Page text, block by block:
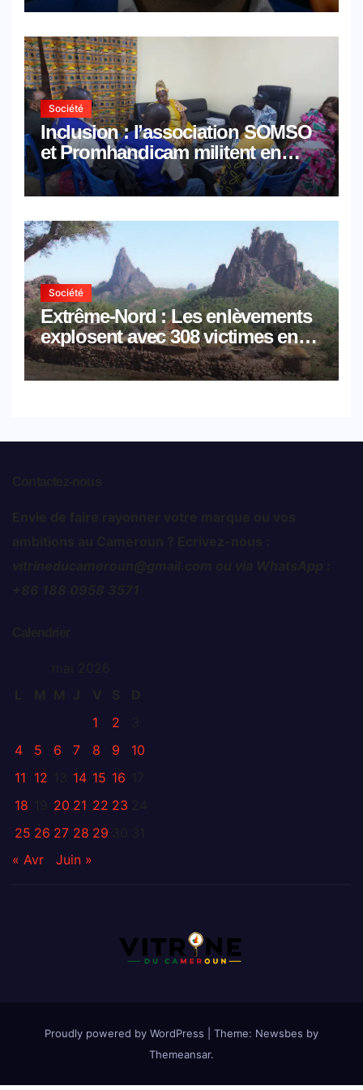
Société
Inclusion : l’association SOMSO
et Promhandicam militent en
faveur d’une réforme des
formations en hôtellerie-
Société
Extrême-Nord : Les enlèvements
explosent avec 308 victimes en
trois mois
1
2
4
5 6 7 8 9
10
11 12 14 15 16
18
20 21 22 23
25 26 27 28 29
« Avr
Juin »
Proudly powered by WordPress Theme: Newsbes by
Themeansar.